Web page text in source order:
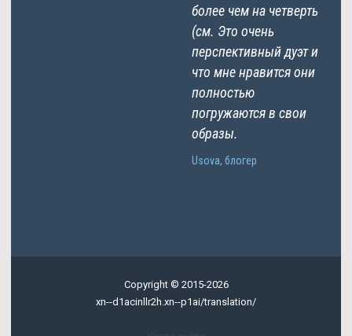
более чем на четверть
(см. Это очень
перспективный дуэт и
что мне нравится они
полностью
погружаются в свои
образы.
Usova, блогер
Copyright © 2015-2026
xn--d1acinllr2h.xn--p1ai/translation/